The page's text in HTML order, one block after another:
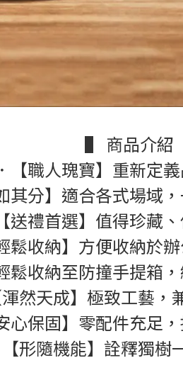
▌ 商品介紹
．【職人瑰寶】重新定
其分】適合各式場域
送禮首選】值得珍藏
鬆收納】方便收納於
鬆收納至防撞手提箱
渾然天成】極致工藝，
心保固】零配件充足
【形隨機能】詮釋獨樹